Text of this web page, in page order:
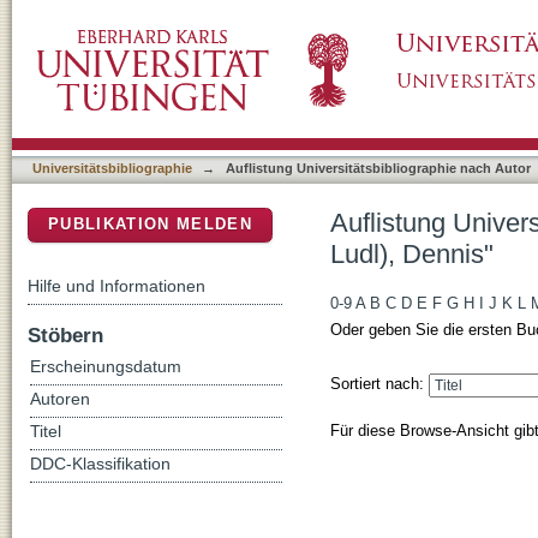
Universitätsbibliographie → Auflistung Universitätsbibliographie nach Autor
Auflistung
Ludl), Dennis"
0-9 A B C D E F G H J K L
Oder geben Sie die ersten
Sortiert nach:
Für diese Browse-Ansicht
PUBLIKATION MELDEN
Hilfe und Informationen
Stöbern
Erscheinungsdatum
Autoren
Titel
DDC-Klassifikation